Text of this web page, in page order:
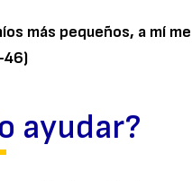
más pequeños, a mí
46)
ayudar?